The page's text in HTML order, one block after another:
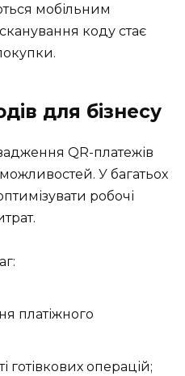
мобільним
коду стає
для бізнесу
QR-платежів
У багатьох
робочі
платіжного
готівкових операцій;